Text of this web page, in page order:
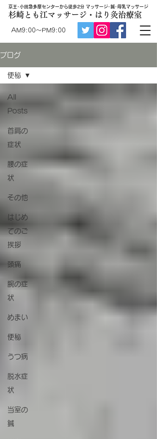
AM9:00～PM9:00
京王･小田急多摩センターから徒歩2分 マッサージ･鍼･母乳マッサージ
杉崎とも江マッサージ・はり灸治療室
ブログ
All
Posts
首肩の
症状
腰の症
状
その他
はじめ
てのご
挨拶
頭痛
腕の症
状
めまい
便秘
うつ病
脱水症
状
当室の
鍼
便秘